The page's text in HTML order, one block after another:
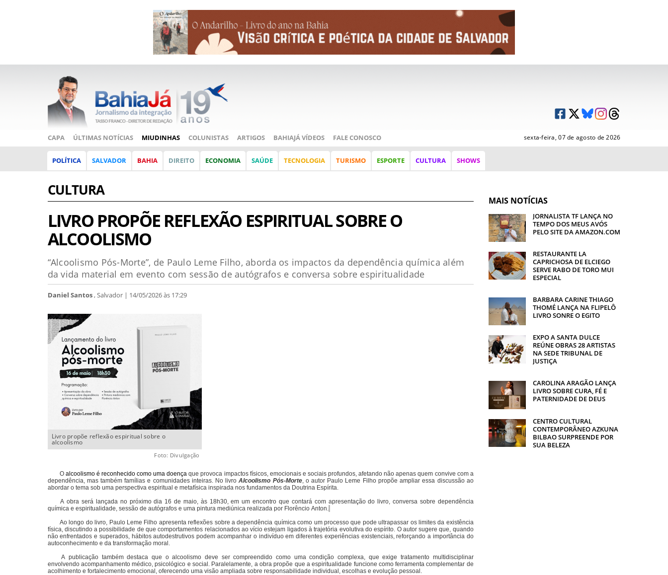
CAPA ÚLTIMAS NOTÍCIAS MIUDINHAS COLUNISTAS ARTIGOS BAHIAJÁ VÍDEOS FALE CONOSCO sexta-feira, 07 de agosto de 2026
POLÍTICA SALVADOR BAHIA DIREITO ECONOMIA SAÚDE TECNOLOGIA TURISMO ESPORTE CULTURA SHOWS
CULTURA
LIVRO PROPÕE REFLEXÃO ESPIRITUAL SOBRE O
ALCOOLISMO
“Alcoolismo Pós-Morte”, de Paulo Leme Filho, aborda os impactos da dependência química além
da vida material em evento com sessão de autógrafos e conversa sobre espiritualidade
Daniel Santos, Salvador | 14/05/2026 às 17:29
Livro propõe reflexão espiritual sobre o
alcoolismo
Foto: Divulgação
O alcoolismo é reconhecido como uma doençaque provoca impactos físicos, emocionais e sociais profundos, afetando não apenas quem convive com a
dependência, mas também famílias e comunidades inteiras. No livroAlcoolismo Pós-Morte, o autor Paulo Leme Filho propõe ampliar essa discussão ao
abordar o tema sob uma perspectiva espiritual e metafísica inspirada nos fundamentos da Doutrina Espírita.
A obra será lançada no próximo dia 16 de maio, às 18h30, em um encontro que contará com apresentação do livro, conversa sobre dependência
química e espiritualidade, sessão de autógrafos e uma pintura mediúnica realizada por Florêncio Anton.
Ao longo do livro, Paulo Leme Filho apresenta reflexões sobre a dependência química como um processo que pode ultrapassar os limites da existência
física, discutindo a possibilidade de que comportamentos relacionados ao vício estejam ligados à trajetória evolutiva do espírito. O autor sugere que, quando
não enfrentados e superados, hábitos autodestrutivos podem acompanhar o indivíduo em diferentes experiências existenciais, reforçando a importância do
autoconhecimento e da transformação moral.
A publicação também destaca que o alcoolismo deve ser compreendido como uma condição complexa, que exige tratamento multidisciplinar
envolvendo acompanhamento médico, psicológico e social. Paralelamente, a obra propõe que a espiritualidade funcione como ferramenta complementar de
acolhimento e fortalecimento emocional, oferecendo uma visão ampliada sobre responsabilidade individual, escolhas e evolução pessoal.
MAIS NOTÍCIAS
JORNALISTA TF LANÇA NO
TEMPO DOS MEUS AVÓS
PELO SITE DA AMAZON.COM
RESTAURANTE LA
CAPRICHOSA DE ELCIEGO
SERVE RABO DE TORO MUI
ESPECIAL
BARBARA CARINE THIAGO
THOMÉ LANÇA NA FLIPELÔ
LIVRO SONRE O EGITO
EXPO A SANTA DULCE
REÚNE OBRAS 28 ARTISTAS
NA SEDE TRIBUNAL DE
JUSTIÇA
CAROLINA ARAGÃO LANÇA
LIVRO SOBRE CURA, FÉ E
PATERNIDADE DE DEUS
CENTRO CULTURAL
CONTEMPORÂNEO AZKUNA
BILBAO SURPREENDE POR
SUA BELEZA